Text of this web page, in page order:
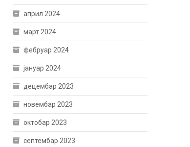
април 2024
март 2024
фебруар 2024
јануар 2024
децембар 2023
новембар 2023
октобар 2023
септембар 2023